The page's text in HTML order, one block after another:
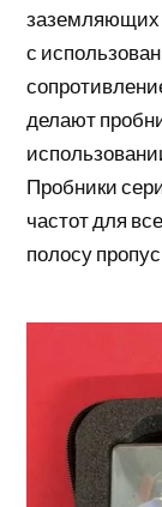
заземляющих
с
делают
Пробники
частот для
полосу